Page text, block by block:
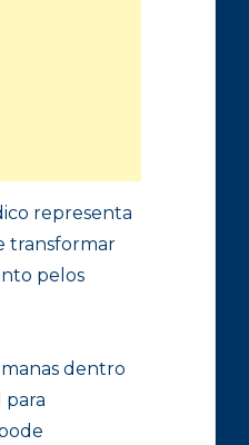
representa
transformar
pelos
dentro
para